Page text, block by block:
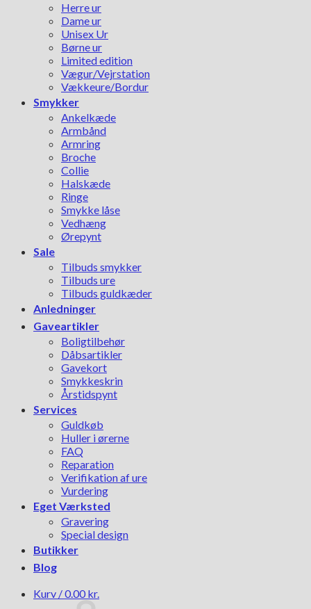
Herre ur
Dame ur
Unisex Ur
Børne ur
Limited edition
Vægur/Vejrstation
Vækkeure/Bordur
Smykker
Ankelkæde
Armbånd
Armring
Broche
Collie
Halskæde
Ringe
Smykke låse
Vedhæng
Ørepynt
Sale
Tilbuds smykker
Tilbuds ure
Tilbuds guldkæder
Anledninger
Gaveartikler
Boligtilbehør
Dåbsartikler
Gavekort
Smykkeskrin
Årstidspynt
Services
Guldkøb
Huller i ørerne
FAQ
Reparation
Verifikation af ure
Vurdering
Eget Værksted
Gravering
Special design
Butikker
Blog
Kurv /0.00 kr.